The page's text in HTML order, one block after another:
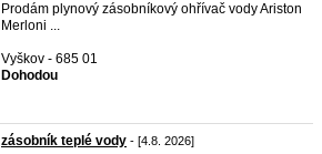
Prodám plynový zásobníkový ohřívač vody Ariston
Merloni ...
Vyškov - 685 01
Dohodou
zásobník teplé vody - [4.8. 2026]